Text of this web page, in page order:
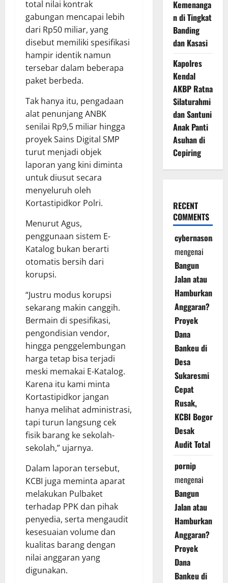
total nilai kontrak
gabungan mencapai lebih
dari Rp50 miliar, yang
disebut memiliki spesifikasi
hampir identik namun
tersebar dalam beberapa
paket berbeda.
Tak hanya itu, pengadaan
alat penunjang ANBK
senilai Rp9,5 miliar hingga
proyek Sains Digital SMP
turut menjadi objek
laporan yang kini diminta
untuk diusut secara
menyeluruh oleh
Kortastipidkor Polri.
Menurut Agus,
penggunaan sistem E-
Katalog bukan berarti
otomatis bersih dari
korupsi.
“Justru modus korupsi
sekarang makin canggih.
Bermain di spesifikasi,
pengondisian vendor,
hingga penggelembungan
harga tetap bisa terjadi
meski memakai E-Katalog.
Karena itu kami minta
Kortastipidkor jangan
hanya melihat administrasi,
tapi turun langsung cek
fisik barang ke sekolah-
sekolah,” ujarnya.
Dalam laporan tersebut,
KCBI juga meminta aparat
melakukan Pulbaket
terhadap PPK dan pihak
penyedia, serta mengaudit
kesesuaian volume dan
kualitas barang dengan
nilai anggaran yang
digunakan.
Kemenanga
n di Tingkat
Banding
dan Kasasi
Kapolres
Kendal
AKBP Ratna
Silaturahmi
dan Santuni
Anak Panti
Asuhan di
Cepiring
RECENT
COMMENTS
cybernasonal
mengenai
Bangun
Jalan atau
Hamburkan
Anggaran?
Proyek
Dana
Bankeu di
Desa
Sukaresmi
Cepat
Rusak,
KCBI Bogor
Desak
Audit Total
pornip
mengenai
Bangun
Jalan atau
Hamburkan
Anggaran?
Proyek
Dana
Bankeu di